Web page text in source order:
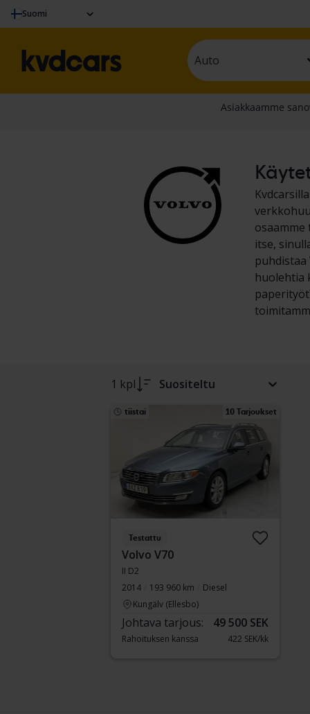
Suomi
Auto
osaamme
itse,
huolehtia
1 kpl Suositeltu
tiistai 10 Tarjoukset
Testattu
Volvo V70
II D2
2014
193 960 km
Diesel
Kungälv (Ellesbo)
Johtava tarjous: 49 500 SEK
Rahoituksen kanssa 422 SEK/kk